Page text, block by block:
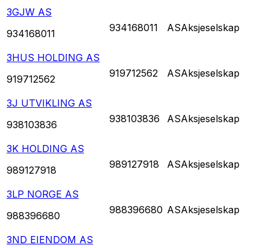
3GJW AS
934168011
934168011 ASAksjeselskap
3HUS HOLDING AS
919712562
919712562 ASAksjeselskap
3J UTVIKLING AS
938103836
938103836 ASAksjeselskap
3K HOLDING AS
989127918
989127918 ASAksjeselskap
3LP NORGE AS
988396680
988396680 ASAksjeselskap
3ND EIENDOM AS